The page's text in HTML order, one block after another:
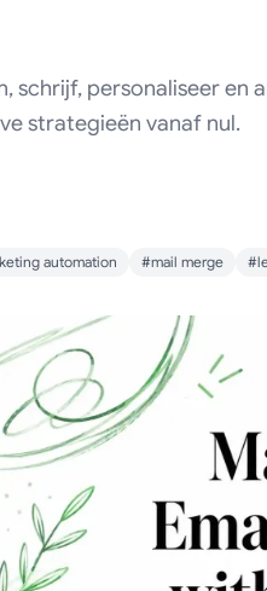
schrijf, personaliseer
strategieën vanaf nul.
automation #mail merge